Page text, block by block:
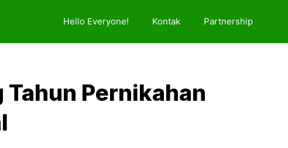
Hello Everyone! Kontak Partnership
Tahun Pernikahan